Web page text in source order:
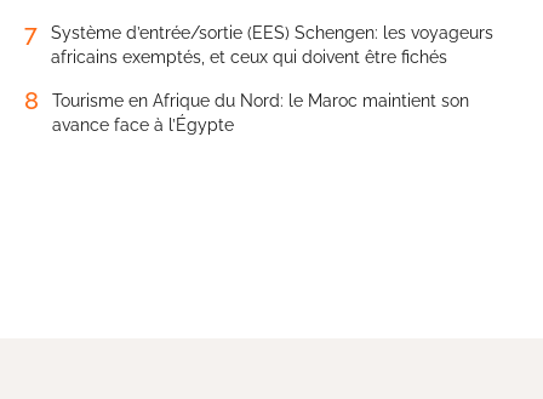
7
Système d’entrée/sortie (EES) Schengen: les voyageurs
africains exemptés, et ceux qui doivent être fichés
8
Tourisme en Afrique du Nord: le Maroc maintient son
avance face à l’Égypte